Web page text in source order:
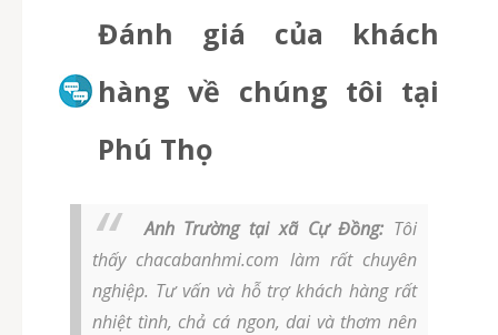
Đánh giá của khách
hàng về chúng tôi tại
Phú Thọ
Anh Trường tại xã Cự Đồng: Tôi
thấy chacabanhmi.com làm rất chuyên
nghiệp. Tư vấn và hỗ trợ khách hàng rất
nhiệt tình, chả cá ngon, dai và thơm nên